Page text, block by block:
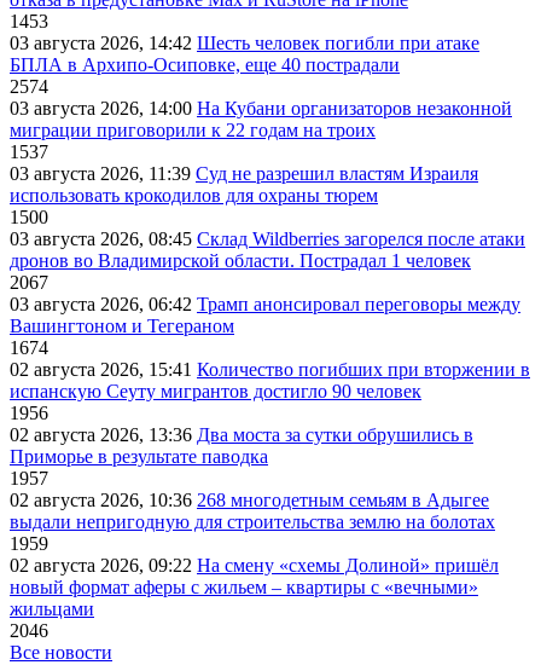
1453
03 августа 2026, 14:42 Шесть человек погибли при атаке
БПЛА в Архипо-Осиповке, еще 40 пострадали
2574
03 августа 2026, 14:00 На Кубани организаторов незаконной
миграции приговорили к 22 годам на троих
1537
03 августа 2026, 11:39 Суд не разрешил властям Израиля
использовать крокодилов для охраны тюрем
1500
03 августа 2026, 08:45 Склад Wildberries загорелся после атаки
дронов во Владимирской области. Пострадал 1 человек
2067
03 августа 2026, 06:42 Трамп анонсировал переговоры между
Вашингтоном и Тегераном
1674
02 августа 2026, 15:41 Количество погибших при вторжении в
испанскую Сеуту мигрантов достигло 90 человек
1956
02 августа 2026, 13:36 Два моста за сутки обрушились в
Приморье в результате паводка
1957
02 августа 2026, 10:36 268 многодетным семьям в Адыгее
выдали непригодную для строительства землю на болотах
1959
02 августа 2026, 09:22 На смену «схемы Долиной» пришёл
новый формат аферы с жильем – квартиры с «вечными»
жильцами
2046
Все новости